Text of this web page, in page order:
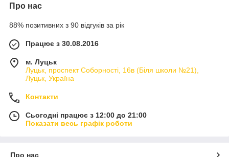
Про нас
88% позитивних з 90 відгуків за рік
Працює з 30.08.2016
м. Луцьк
Луцьк, проспект Соборності, 16в (Біля школи №21),
Луцьк, Україна
Контакти
Сьогодні працює з 12:00 до 21:00
Показати весь графік роботи
Про нас